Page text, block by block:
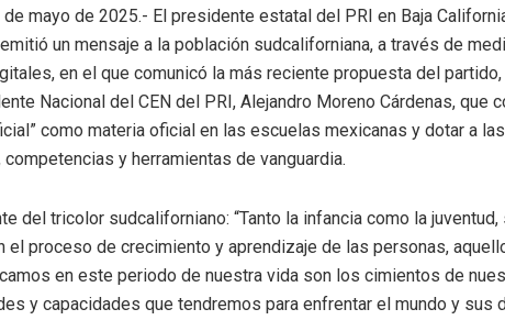
de mayo de 2025.- El presidente estatal del PRI en Baja
un mensaje a la población sudcaliforniana, a través de
en el que comunicó la más reciente propuesta del
Nacional del CEN del PRI, Alejandro Moreno Cárdenas, que
como materia oficial en las escuelas mexicanas y dotar a
y herramientas de vanguardia.
del tricolor sudcaliforniano: “Tanto la infancia como la juventud,
el proceso de crecimiento y aprendizaje de las personas,
en este periodo de nuestra vida son los cimientos de
y capacidades que tendremos para enfrentar el mundo y sus